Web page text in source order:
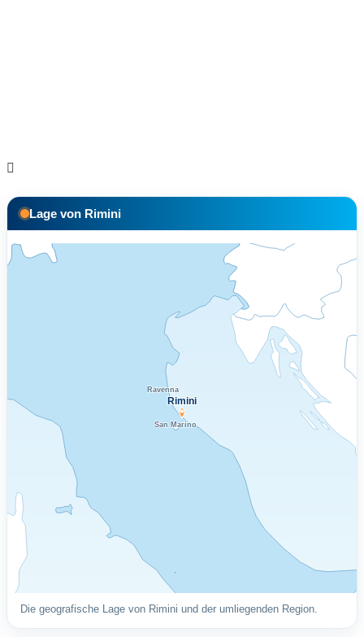
Lage von Rimini
San Marino
Ravenna
Rimini
Die geografische Lage von Rimini und der umliegenden Region.